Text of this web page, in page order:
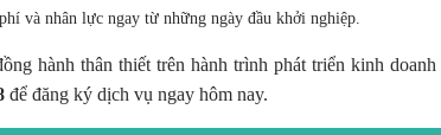
và nhân lực ngay từ những ngày đầu khởi nghiệp.
hành thân thiết trên hành trình phát triển kinh
để đăng ký dịch vụ ngay hôm nay.